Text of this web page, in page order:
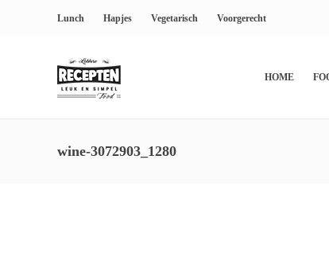
Lunch Hapjes Vegetarisch Voorgerecht
HOME
wine-3072903_1280